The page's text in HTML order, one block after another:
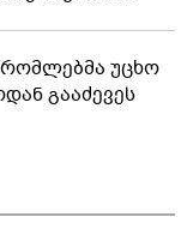
უცხო
გააძევეს